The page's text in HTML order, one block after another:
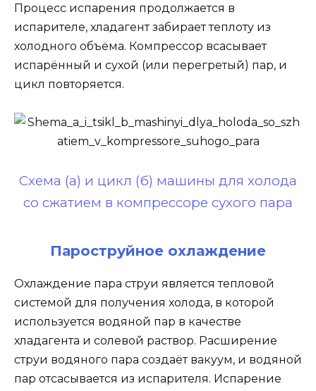
Процесс испарения продолжается в
испарителе, хладагент забирает теплоту из
холодного объёма. Компрессор всасывает
испарённый и сухой (или перегретый) пар, и
цикл повторяется.
Схема (а) и цикл (б) машины для холода
со сжатием в компрессоре сухого пара
Пароструйное охлаждение
Охлаждение пара струи является тепловой
системой для получения холода, в которой
используется водяной пар в качестве
хладагента и солевой раствор. Расширение
струи водяного пара создаёт вакуум, и водяной
пар отсасывается из испарителя. Испарение